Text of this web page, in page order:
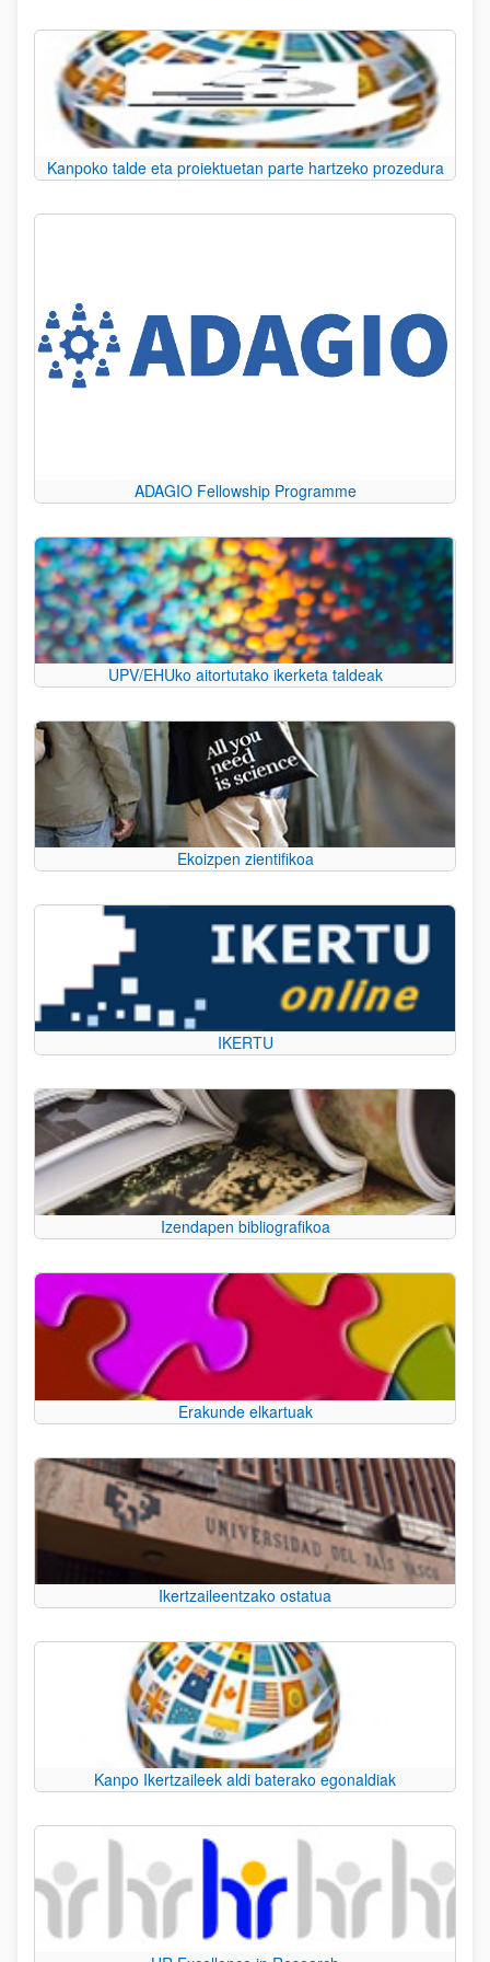
Kanpoko talde eta proiektuetan parte hartzeko prozedura
ADAGIO Fellowship Programme
UPV/EHUko aitortutako ikerketa taldeak
Ekoizpen zientifikoa
IKERTU
Izendapen bibliografikoa
Erakunde elkartuak
Ikertzaileentzako ostatua
Kanpo Ikertzaileek aldi baterako egonaldiak